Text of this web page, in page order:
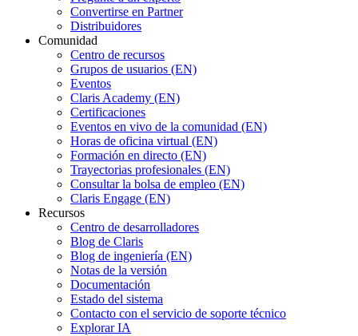
Convertirse en Partner
Distribuidores
Comunidad
Centro de recursos
Grupos de usuarios (EN)
Eventos
Claris Academy (EN)
Certificaciones
Eventos en vivo de la comunidad (EN)
Horas de oficina virtual (EN)
Formación en directo (EN)
Trayectorias profesionales (EN)
Consultar la bolsa de empleo (EN)
Claris Engage (EN)
Recursos
Centro de desarrolladores
Blog de Claris
Blog de ingeniería (EN)
Notas de la versión
Documentación
Estado del sistema
Contacto con el servicio de soporte técnico
Explorar IA